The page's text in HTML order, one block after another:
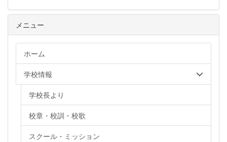
メニュー
ホーム
学校情報
学校長より
校章・校訓・校歌
スクール・ミッション